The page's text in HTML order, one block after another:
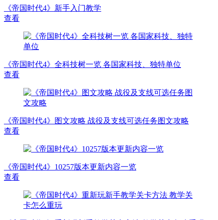
《帝国时代4》新手入门教学
查看
《帝国时代4》全科技树一览 各国家科技、独特单位
查看
《帝国时代4》图文攻略 战役及支线可选任务图文攻略
查看
《帝国时代4》10257版本更新内容一览
查看